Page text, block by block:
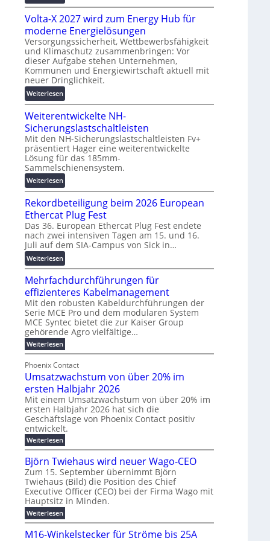
g
s
ö
s
u
n
g
e
n
t
z
u
n
d
d
i
g
i
t
a
l
e
T
r
a
n
s
p
a
r
e
n
z
M
a
s
c
h
i
n
e
n
b
a
u
:
F
o
r
s
c
h
u
n
g
s
f
ö
r
d
e
r
u
n
g
b
r
a
u
c
h
t
m
e
h
r
T
e
m
p
o
u
n
Volta-X 2027 wird zum Energy Hub für
moderne Energielösungen
Versorgungssicherheit, Wettbewerbsfähigkeit
und Klimaschutz zusammenbringen: Vor
dieser Aufgabe stehen Unternehmen,
Kommunen und Energiewirtschaft aktuell mit
neuer Dringlichkeit.
Weiterlesen:
V
o
l
t
a
-
X
2
0
2
7
w
i
r
z
u
n
e
r
g
y
H
u
b
f
ü
r
m
o
d
e
r
n
e
E
n
r
Weiterentwickelte NH-
Sicherungslastschaltleisten
Mit den NH-Sicherungslastschaltleisten Fv+
präsentiert Hager eine weiterentwickelte
Lösung für das 185mm-
Sammelschienensystem.
Weiterlesen:
W
e
i
t
e
r
n
t
w
i
c
k
e
l
t
e
N
H
-
S
i
c
h
e
r
u
n
g
s
l
s
Rekordbeteiligung beim 2026 European
Ethercat Plug Fest
Das 36. European Ethercat Plug Fest endete
nach zwei intensiven Tagen am 15. und 16.
Juli auf dem SIA-Campus von Sick in…
Weiterlesen:
R
e
k
o
r
d
b
e
t
e
i
l
i
g
u
n
g
b
e
i
m
2
0
2
6
Mehrfachdurchführungen für
effizienteres Kabelmanagement
Mit den robusten Kabeldurchführungen der
Serie MCE Pro und dem modularen System
MCE Syntec bietet die zur Kaiser Group
gehörende Agro vielfältige…
Weiterlesen:
M
h
r
f
a
c
h
d
u
r
c
h
f
ü
h
u
n
g
e
n
f
Phoenix Contact
Umsatzwachstum von über 20% im
ersten Halbjahr 2026
Mit einem Umsatzwachstum von über 20% im
ersten Halbjahr 2026 hat sich die
Geschäftslage von Phoenix Contact positiv
entwickelt.
Weiterlesen:
U
m
s
a
z
w
a
c
h
s
Björn Twiehaus wird neuer Wago-CEO
Zum 15. September übernimmt Björn
Twiehaus (Bild) die Position des Chief
Executive Officer (CEO) bei der Firma Wago mit
Hauptsitz in Minden.
Weiterlesen:
B
ö
M16-Winkelstecker für Ströme bis 25A